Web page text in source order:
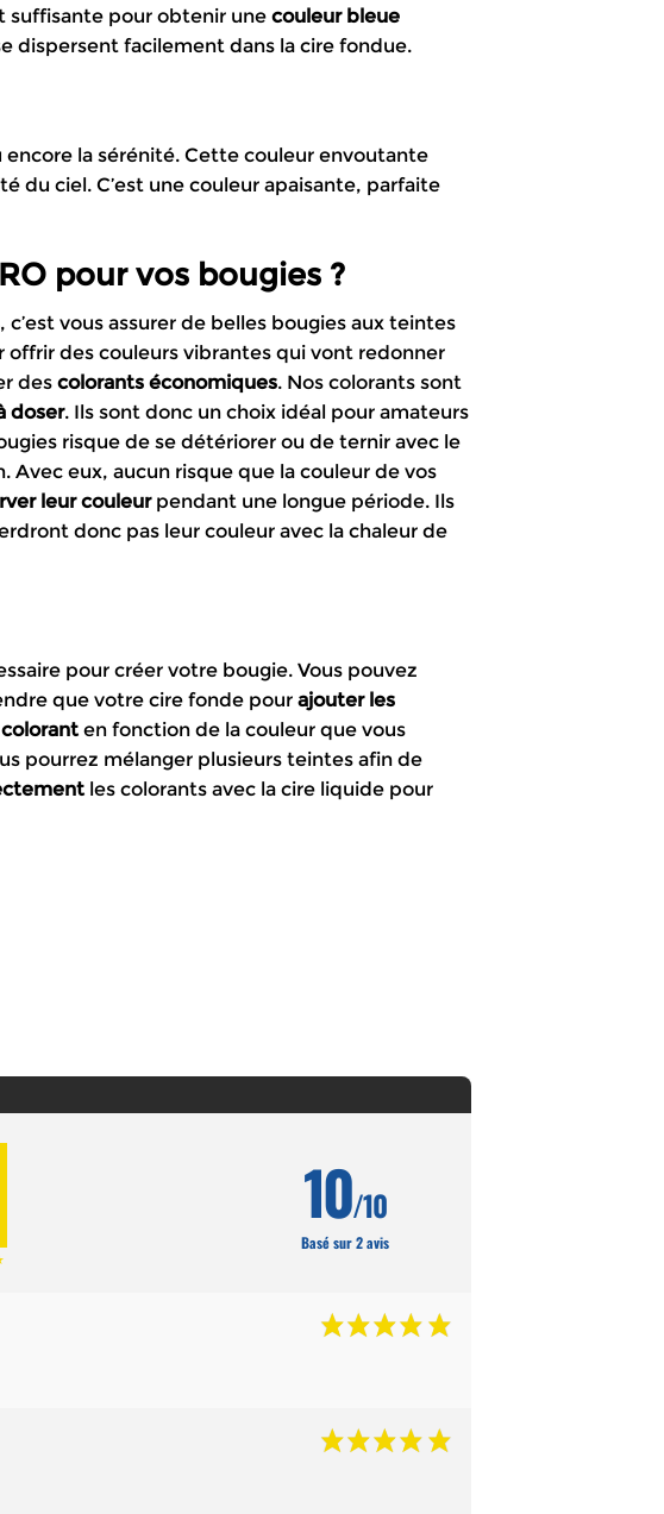
suffisante pour obtenir une couleur bleue
dispersent facilement dans la cire fondue.
la sérénité. Cette couleur envoutante
du ciel. C’est une couleur apaisante, parfaite
pour vos bougies ?
vous assurer de belles bougies aux teintes
des couleurs vibrantes qui vont redonner
des colorants économiques. Nos colorants sont
doser. Ils sont donc un choix idéal pour amateurs
risque de se détériorer ou de ternir avec le
Avec eux, aucun risque que la couleur de vos
leur couleur pendant une longue période. Ils
donc pas leur couleur avec la chaleur de
pour créer votre bougie. Vous pouvez
que votre cire fonde pour ajouter les
en fonction de la couleur que vous
pourrez mélanger plusieurs teintes afin de
les colorants avec la cire liquide pour
10/10
Basé sur 2 avis